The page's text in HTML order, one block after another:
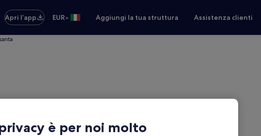
Apri l’app EUR• Aggiungi la tua struttura Assistenza clienti
è per noi molto